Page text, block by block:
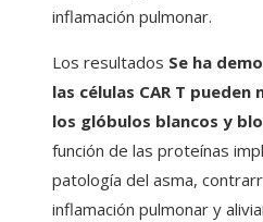
inflamación pulmonar.
Los resultados Se ha
las células CAR T
los glóbulos blancos y
función de las proteínas
patología del asma,
inflamación pulmonar y